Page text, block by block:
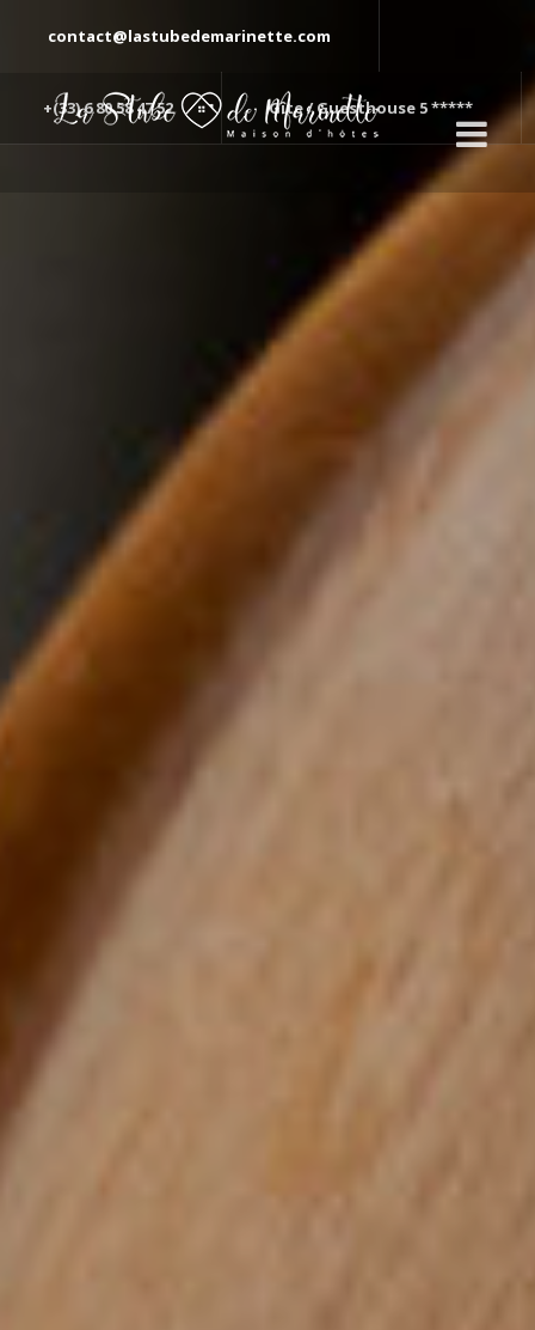
contact@lastubedemarinette.com
+(33) 6 80 58 47 52 Gîte / Guesthouse 5 *****